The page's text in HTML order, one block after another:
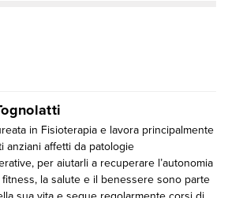
in Fisioterapia e lavora principalmente
anziani affetti da patologie
per aiutarli a recuperare l’autonomia
fitness, la salute e il benessere sono parte